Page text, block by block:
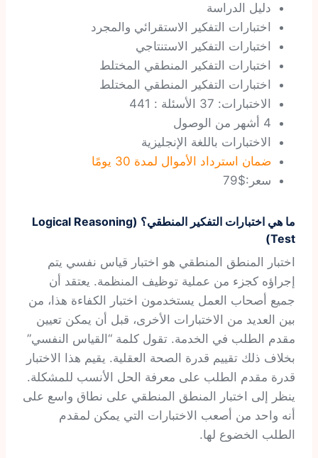
دليل الدراسة
اختبارات التفكير الاستقرائي والمجرد
اختبارات التفكير الاستنتاجي
اختبارات التفكير المنطقي المختلط
اختبارات التفكير المنطقي المختلط
الاختبارات: 37 الأسئلة : 441
4 أشهر من الوصول
الاختبارات باللغة الإنجليزية
ضمان استرداد الأموال لمدة 30 يومًا
سعر:$79
ما هي اختبارات التفكير المنطقي؟ (Logical Reasoning
Test)
اختبار المنطق المنطقي هو اختبار قياس نفسي يتم
إجراؤه كجزء من عملية توظيف المنظمة. يعتقد أن
جميع أصحاب العمل يستخدمون اختبار الكفاءة هذا، من
بين العديد من الاختبارات الأخرى، قبل أن يمكن تعيين
مقدم الطلب في الخدمة. تقول كلمة “القياس النفسي”
بخلاف ذلك تقييم قدرة الصحة العقلية. يقيم هذا الاختبار
قدرة مقدم الطلب على معرفة الحل الأنسب للمشكلة.
ينظر إلى اختبار المنطق المنطقي على نطاق واسع على
أنه واحد من أصعب الاختبارات التي يمكن لمقدم
الطلب الخضوع لها.